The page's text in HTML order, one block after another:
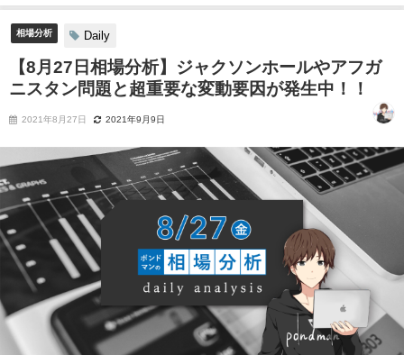
相場分析 Daily
【8月27日相場分析】ジャクソンホールやアフガ
ニスタン問題と超重要な変動要因が発生中！！
2021年8月27日 2021年9月9日